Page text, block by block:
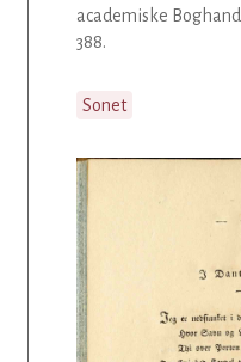
academiske
388.
Sonet